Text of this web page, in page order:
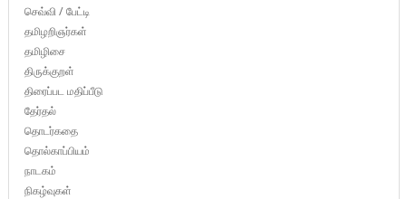
செவ்வி / பேட்டி
தமிழறிஞர்கள்
தமிழிசை
திருக்குறள்
திரைப்பட மதிப்பீடு
தேர்தல்
தொடர்கதை
தொல்காப்பியம்
நாடகம்
நிகழ்வுகள்